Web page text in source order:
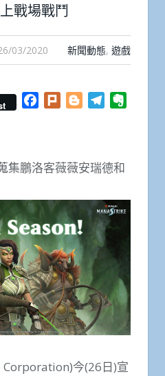
戰場戰鬥
03/2020 新聞動態, 遊戲
Facebook
Plurk BloggerTelegram
集鵬洛客薇薇安瑞德和
今(26日)宣